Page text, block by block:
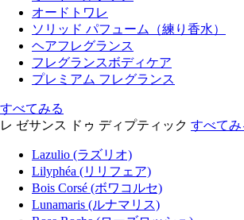
オードトワレ
ソリッド パフューム（練り香水）
ヘアフレグランス
フレグランスボディケア
プレミアム フレグランス
すべてみる
レ ゼサンス ドゥ ディプティック すべてみ
Lazulio (ラズリオ)
Lilyphéa (リリフェア)
Bois Corsé (ボワコルセ)
Lunamaris (ルナマリス)